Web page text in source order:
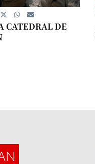
CATEDRAL DE